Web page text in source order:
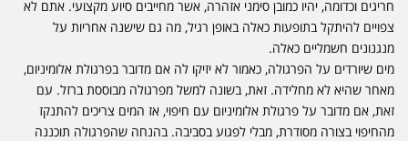
חריגים וכדומה, יהיו כמובן סימני אזהרה, אשר מחייבים סיוע מקצועי. אתם לא
צפויים להיתקל בתופעות כאלה באופן רגיל, מה גם שישנה אחריות על
מנגנונים חשמליים כאלה.
מים שיורדים על הפרגולה, כאמור לא יזיקו לה אם מדובר בפרגולת אלומיניום,
מאחר שהיא לא מחלידה. זאת, בשונה למשל מפרגולה מבוססת ברזל. עם
זאת, אם מדובר על פרגולת אלומיניום עם חיפוי, אז המים צריכים להתנקז
מהחיפוי בצורה מסודרת, מבלי לפגוע בסביבה. בהנחה שהפרגולה תוכננה